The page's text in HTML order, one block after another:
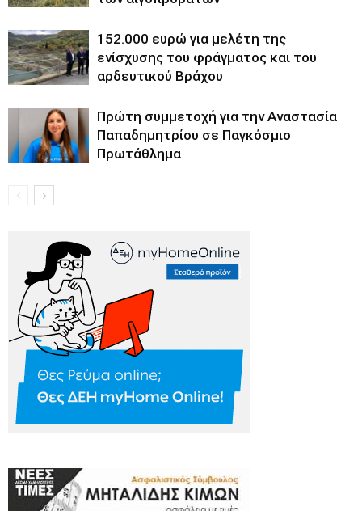
152.000 ευρώ για μελέτη της
ενίσχυσης του φράγματος και του
αρδευτικού Βράχου
Πρώτη συμμετοχή για την Αναστασία
Παπαδημητρίου σε Παγκόσμιο
Πρωτάθλημα